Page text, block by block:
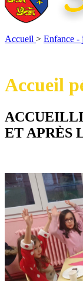
Accueil > Enfance -
Accueil
ET APRÈS